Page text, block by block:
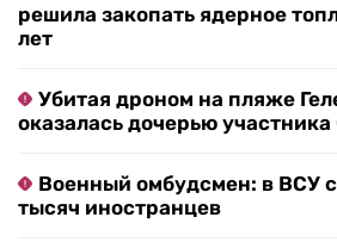
решила закопать ядерное
лет
Убитая дроном на пляже
оказалась дочерью
Военный омбудсмен: в ВСУ
тысяч иностранцев